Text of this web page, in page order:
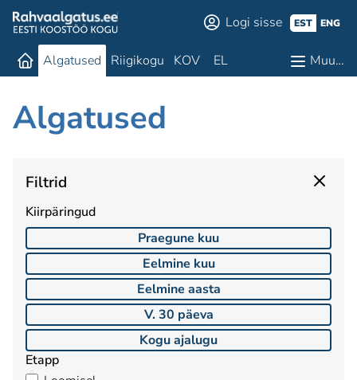
Logi sisse EST ENG
Algatused Riigikogu KOV EL Muu…
Algatused
Filtrid
Kiirpäringud
Praegune kuu
Eelmine kuu
Eelmine aasta
V. 30 päeva
Kogu ajalugu
Etapp